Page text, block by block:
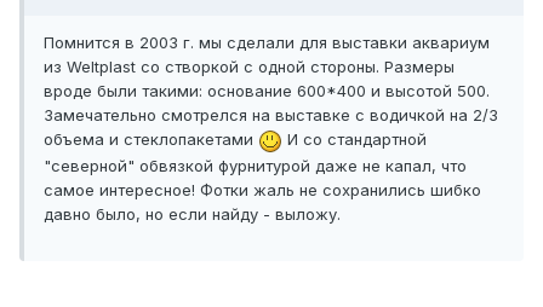
Помнится в 2003 г. мы сделали для выставки аквариум
из Weltplast со створкой с одной стороны. Размеры
вроде были такими: основание 600*400 и высотой 500.
Замечательно смотрелся на выставке с водичкой на 2/3
объема и стеклопакетами
И со стандартной
"северной" обвязкой фурнитурой даже не капал, что
самое интересное! Фотки жаль не сохранились шибко
давно было, но если найду - выложу.